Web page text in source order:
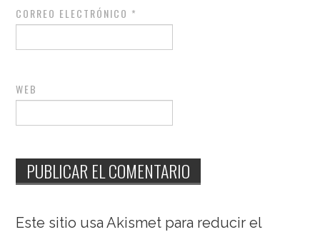
CORREO ELECTRÓNICO *
WEB
Este sitio usa Akismet para reducir el